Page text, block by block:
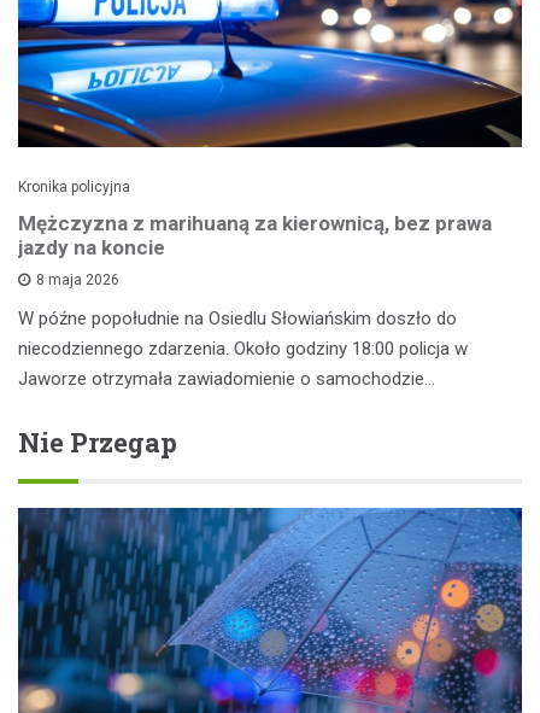
Kronika policyjna
Mężczyzna z marihuaną za kierownicą, bez prawa
jazdy na koncie
8 maja 2026
W późne popołudnie na Osiedlu Słowiańskim doszło do
niecodziennego zdarzenia. Około godziny 18:00 policja w
Jaworze otrzymała zawiadomienie o samochodzie…
Nie Przegap